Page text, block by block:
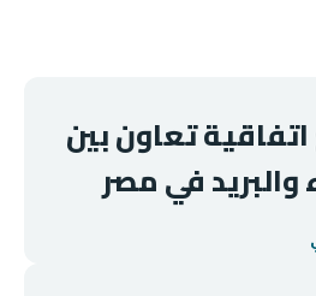
تعاون بين
والبريد في مصر